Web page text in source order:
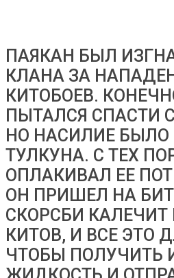
ПАЯКАН БЫЛ
КЛАНА ЗА
КИТОБОЕВ.
ПЫТАЛСЯ СПАСТИ
НО НАСИЛИЕ БЫЛО
ТУЛКУНА. С ТЕХ
ОПЛАКИВАЛ ЕЕ
ОН ПРИШЕЛ НА
СКОРСБИ
КИТОВ, И ВСЕ ЭТО
ЧТОБЫ ПОЛУЧИТЬ